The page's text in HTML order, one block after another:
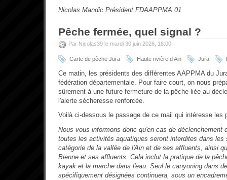
Nicolas Mandic Président FDAAPPMA 01
Pêche fermée, quel signal ?
Par Nicolas39 le mardi 30 juin 2026, 18:00
Carte de pêche Jura Haute rivière d Ain Jura
Ce matin, les présidents des différentes AAPPMA du
fédération départementale. Pour faire court, on nous
sûrement à une future fermeture de la pêche liée au
l'alerte sécheresse renforcée.
Voilà ci-dessous le passage de ce mail qui intéresse les
Nous vous informons donc qu'en cas de déclenchement
toutes les activités aquatiques seront interdites dans les
catégorie de la vallée de l'Ain et de ses affluents, ainsi
Bienne et ses affluents. Cela inclut la pratique de la
kayak et la marche dans l'eau. Seul le canyoning dans
spécifiquement désignées continuera, sous un